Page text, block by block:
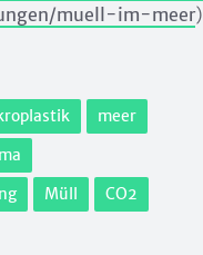
muell-im-meer)
meer
Müll
CO2